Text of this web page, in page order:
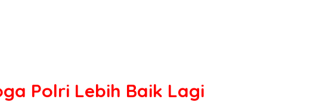
Polri Lebih Baik Lagi